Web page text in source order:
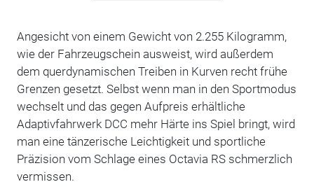
Angesicht von einem Gewicht von 2.255 Kilogramm,
wie der Fahrzeugschein ausweist, wird außerdem
dem querdynamischen Treiben in Kurven recht frühe
Grenzen gesetzt. Selbst wenn man in den Sportmodus
wechselt und das gegen Aufpreis erhältliche
Adaptivfahrwerk DCC mehr Härte ins Spiel bringt, wird
man eine tänzerische Leichtigkeit und sportliche
Präzision vom Schlage eines Octavia RS schmerzlich
vermissen.